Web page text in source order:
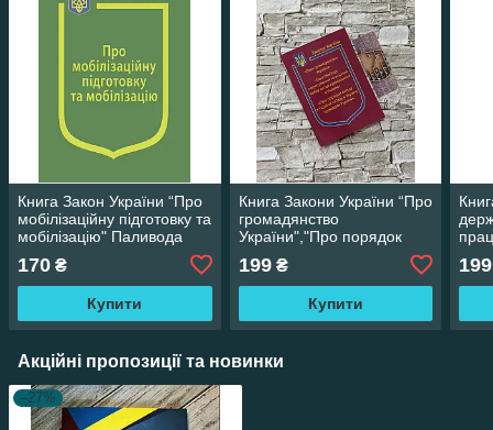
Книга Закон України “Про
мобілізаційну підготовку та
мобілізацію" Паливода
170 ₴
Купити
Книга Закони України “Про
громадянство
України","Про порядок
виїзду з України і в’їзду в
Україну Паливода А.В.
199₴
Купити
199
Акційні пропозиції та новинки
–27%